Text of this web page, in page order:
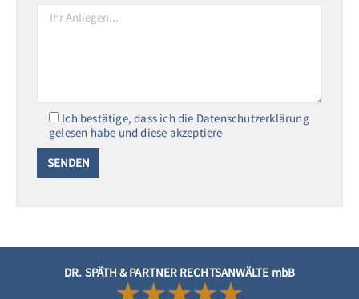
Ich bestätige, dass ich die Datenschutzerklärung
gelesen habe und diese akzeptiere
DR. SPÄTH & PARTNER RECHTSANWÄLTE mbB